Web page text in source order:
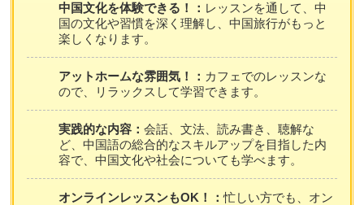
中国文化を体験できる！： レッスンを通して、中
国の文化や習慣を深く理解し、中国旅行がもっと
楽しくなります。
アットホームな雰囲気！： カフェでのレッスンな
ので、リラックスして学習できます。
実践的な内容：会話、文法、読み書き、聴解な
ど、中国語の総合的なスキルアップを目指した内
容で、中国文化や社会についても学べます。
オンラインレッスンもOK！：忙しい方でも、オン